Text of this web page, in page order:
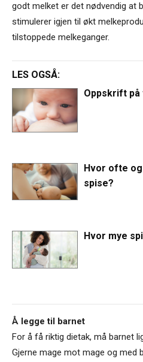
godt melket er det nødvendig at
stimulerer igjen til økt
tilstoppede melkeganger.
LES OGSÅ:
Oppskrift på
Hvor ofte
spise?
Hvor mye
Å legge til barnet
For å få riktig dietak, må barnet
Gjerne mage mot mage og med